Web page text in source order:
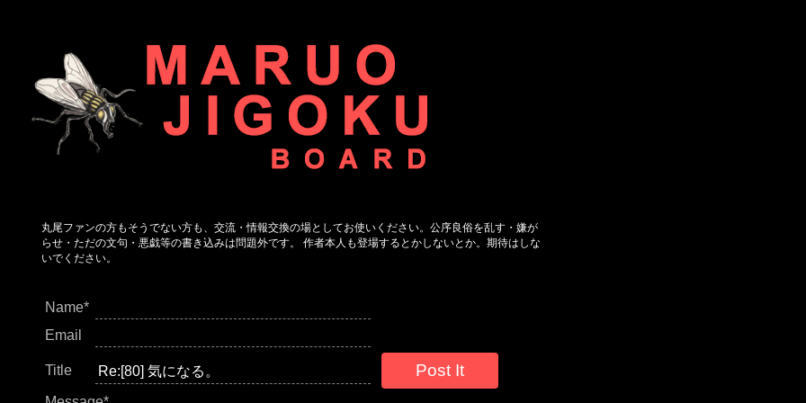
丸尾ファンの方もそうでない方も、交流・情報交換の場としてお使いください。公序良俗を乱す・嫌が
らせ・ただの文句・悪戯等の書き込みは問題外です。 作者本人も登場するとかしないとか。期待はしな
いでください。
Name*
Email
Title